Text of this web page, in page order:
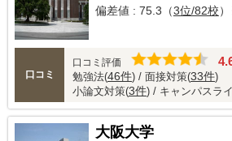
偏差値 : 75.3（3位/82校
口コミ
口コミ評価
勉強法(46件) / 面接対策(33件)
小論文対策(3件) / キャンパスラ
大阪大学